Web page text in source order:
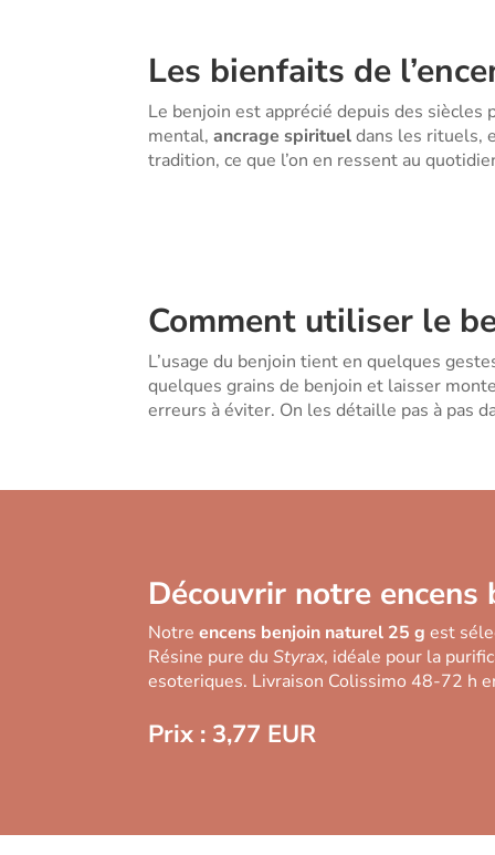
Les bienfaits de
Le benjoin est apprécié depuis des
mental,ancrage spiritueldans les rituels,
tradition, ce que l’on en ressent au
Comment utiliser le
L’usage du benjoin tient en quelques
quelques grains de benjoin et laisser
erreurs à éviter. On les détaille pas à pas
Découvrir notre encens
Notreencens benjoin naturel 25 g est
Résine pure duStyrax, idéale pour la
esoteriques. Livraison Colissimo 48-72 h
Prix : 3,77 EUR